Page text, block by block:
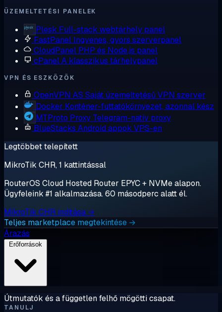
ÜZEMELTETÉSI PANELEK
Plesk Full-stack webtárhely panel
FastPanel Ingyenes, gyors szerverpanel
CloudPanel PHP és Node.js panel
cPanelA klasszikus tárhelypanel
VPN ÉS ESZKÖZÖK
OpenVPN AS Saját üzemeltetésű VPN szerver
Docker Konténer-futtatókörnyezet, azonnal kész
MTProto Proxy Telegram-natív proxy
BlueStacks Android appok VPS-en
Legtöbbet telepített
MikroTik CHR, 1 kattintással
RouterOS Cloud Hosted Router EPYC + NVMe alapon.
Ügyfeleink #1 alkalmazása. 60 másodperc alatt él.
MikroTik CHR indítása →
Teljes marketplace megtekintése →
Árazás
Útmutatók és a független felhő mögötti csapat.
TANULJ